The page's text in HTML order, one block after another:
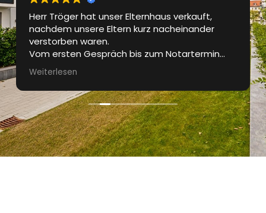
Herr Tröger hat unser Elternhaus verkauft,
nachdem unsere Eltern kurz nacheinander
verstorben waren.
Vom ersten Gespräch bis zum Notartermin
waren wir bestens betreut. Das Exposé wurde
professionell gestaltet, die
Besichtigungstermine waren gut organisiert.
Regelmässig wurden wir über den aktuellen
Stand des Verkaufprozesses informiert.
Sehr guter und professioneller Auftritt und für
uns die perfekte Lösung in einer für uns nicht
einfachen Zeit.
Weiterlesen